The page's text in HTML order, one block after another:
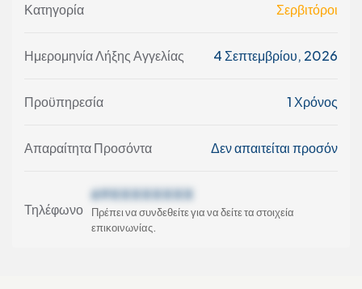
Κατηγορία Σερβιτόροι
Ημερομηνία Λήξης Αγγελίας 4 Σεπτεμβρίου, 2026
Προϋπηρεσία 1 Χρόνος
Απαραίτητα Προσόντα Δεν απαιτείται προσόν
Τηλέφωνο
69XXXXXXXX
Πρέπει να συνδεθείτε για να δείτε τα στοιχεία
επικοινωνίας.